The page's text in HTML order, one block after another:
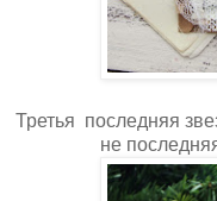
Третья последняя
не